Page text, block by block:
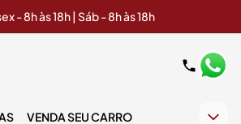
- 8h às 18h | Sáb - 8h às 18h
VENDA SEU CARRO